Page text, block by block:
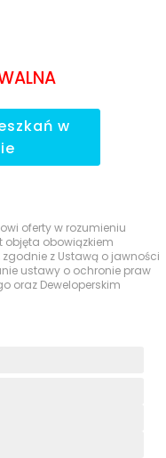
w
oferty w rozumieniu
objęta obowiązkiem
z Ustawą o jawności
ustawy o ochronie praw
oraz Deweloperskim